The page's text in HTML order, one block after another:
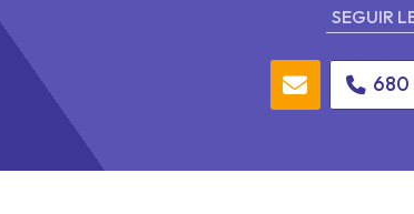
No esperes más. ¡AprovechaSEGUIR
680